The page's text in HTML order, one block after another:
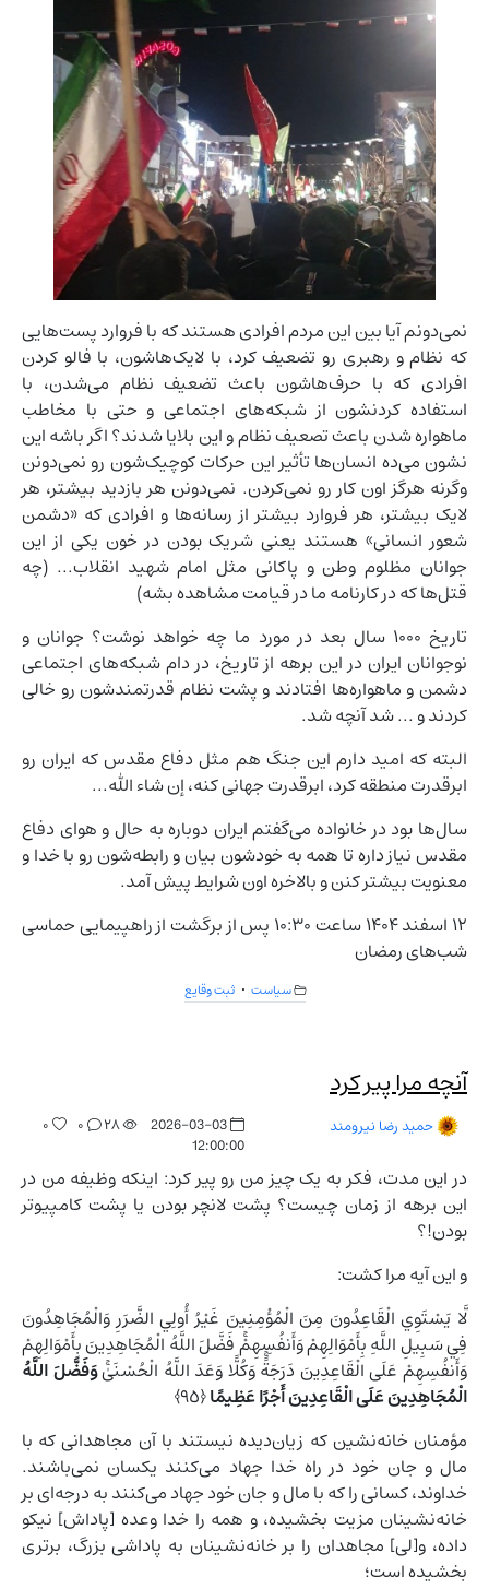
نمی‌دونم آیا بین این مردم افرادی هستند که با فروارد پست‌هایی
که نظام و رهبری رو تضعیف کرد، با لایک‌هاشون، با فالو کردن
افرادی که با حرف‌هاشون باعث تضعیف نظام می‌شدن، با
استفاده کردنشون از شبکه‌های اجتماعی و حتی با مخاطب
ماهواره شدن باعث تصعیف نظام و این بلایا شدند؟ اگر باشه این
نشون می‌ده انسان‌ها تأثیر این حرکات کوچیک‌شون رو نمی‌دونن
وگرنه هرگز اون کار رو نمی‌کردن. نمی‌دونن هر بازدید بیشتر، هر
لایک بیشتر، هر فروارد بیشتر از رسانه‌ها و افرادی که «دشمن
شعور انسانی» هستند یعنی شریک بودن در خون یکی از این
جوانان مظلوم وطن و پاکانی مثل امام شهید انقلاب... (چه
قتل‌ها که در کارنامه ما در قیامت مشاهده بشه)
تاریخ ۱۰۰۰ سال بعد در مورد ما چه خواهد نوشت؟ جوانان و
نوجوانان ایران در این برهه از تاریخ، در دام شبکه‌های اجتماعی
دشمن و ماهواره‌ها افتادند و پشت نظام قدرتمندشون رو خالی
کردند و ... شد آنچه شد.
البته که امید دارم این جنگ هم مثل دفاع مقدس که ایران رو
ابرقدرت منطقه کرد، ابرقدرت جهانی کنه، إن شاء الله...
سال‌ها بود در خانواده می‌گفتم ایران دوباره به حال و هوای دفاع
مقدس نیاز داره تا همه به خودشون بیان و رابطه‌شون رو با خدا و
معنویت بیشتر کنن و بالاخره اون شرایط پیش آمد.
۱۲ اسفند ۱۴۰۴ ساعت ۱۰:۳۰ پس از برگشت از راهپیمایی حماسی
شب‌های رمضان
سیاست ثبت وقایع
آنچه مرا پیر کرد
حمید رضا نیرومند
2026-03-03
12:00:00
۲۸ ۰ ۰
در این مدت، فکر به یک چیز من رو پیر کرد: اینکه وظیفه من در
این برهه از زمان چیست؟ پشت لانچر بودن یا پشت کامپیوتر
بودن!؟
و این آیه مرا کشت:
لَّا يَسْتَوِي الْقَاعِدُونَ مِنَ الْمُؤْمِنِينَ غَيْرُ أُولِي الضَّرَرِ وَالْمُجَاهِدُونَ
فِي سَبِيلِ اللَّهِ بِأَمْوَالِهِمْ وَأَنفُسِهِمْ‌ۚ فَضَّلَ اللَّهُ الْمُجَاهِدِينَ بِأَمْوَالِهِمْ
وَأَنفُسِهِمْ عَلَى الْقَاعِدِينَ دَرَجَةً‌ۚ وَكُلًّا وَعَدَ اللَّهُ الْحُسْنَىٰ‌ۚوَفَضَّلَ اللَّهُ
الْمُجَاهِدِينَ عَلَى الْقَاعِدِينَ أَجْرًا عَظِيمًا
مؤمنان خانه‌نشین که زیان‌دیده نیستند با آن مجاهدانى که با
مال و جان خود در راه خدا جهاد مى‌کنند یکسان نمى‌باشند.
خداوند، کسانى را که با مال و جان خود جهاد مى‌کنند به درجه‌اى بر
خانه‌نشینان مزیت بخشیده، و همه را خدا وعده [پاداش‌] نیکو
داده، و[لى‌] مجاهدان را بر خانه‌نشینان به پاداشى بزرگ، برترى
بخشیده است؛